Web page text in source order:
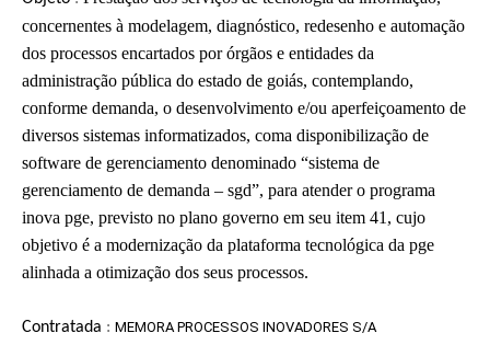
concernentes à modelagem, diagnóstico, redesenho e automação
dos processos encartados por órgãos e entidades da
administração pública do estado de goiás, contemplando,
conforme demanda, o desenvolvimento e/ou aperfeiçoamento de
diversos sistemas informatizados, coma disponibilização de
software de gerenciamento denominado “sistema de
gerenciamento de demanda – sgd”, para atender o programa
inova pge, previsto no plano governo em seu item 41, cujo
objetivo é a modernização da plataforma tecnológica da pge
alinhada a otimização dos seus processos.
Contratada : MEMORA PROCESSOS INOVADORES S/A